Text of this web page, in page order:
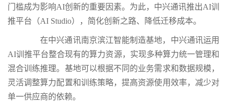
门槛成为影响AI创新的重要因素。为此，中兴通讯推出AI训
推平台（AI Studio），简化创新之路、降低迁移成本。
在中兴通讯南京滨江智能制造基地，中兴通讯运用
AI训推平台整合现有的算力资源，实现多种算力统一管理和
混合训练推理。基地可以根据不同的业务需求和数据规模，
灵活调整算力配置和训练策略，提高资源使用效率，减少对
单一供应商的依赖。